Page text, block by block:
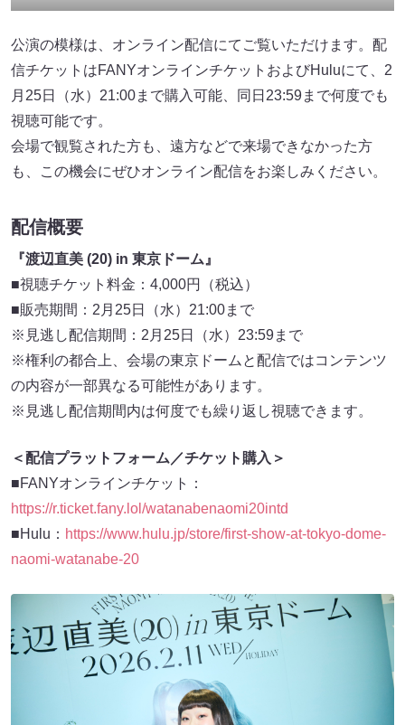
公演の模様は、オンライン配信にてご覧いただけます。配
信チケットはFANYオンラインチケットおよびHuluにて、2
月25日（水）21:00まで購入可能、同日23:59まで何度でも
視聴可能です。
会場で観覧された方も、遠方などで来場できなかった方
も、この機会にぜひオンライン配信をお楽しみください。
配信概要
『渡辺直美 (20) in 東京ドーム』
■視聴チケット料金：4,000円（税込）
■販売期間：2月25日（水）21:00まで
※見逃し配信期間：2月25日（水）23:59まで
※権利の都合上、会場の東京ドームと配信ではコンテンツ
の内容が一部異なる可能性があります。
※見逃し配信期間内は何度でも繰り返し視聴できます。
＜配信プラットフォーム／チケット購入＞
■FANYオンラインチケット：
https://r.ticket.fany.lol/watanabenaomi20intd
■Hulu： https://www.hulu.jp/store/first-show-at-tokyo-dome-
naomi-watanabe-20